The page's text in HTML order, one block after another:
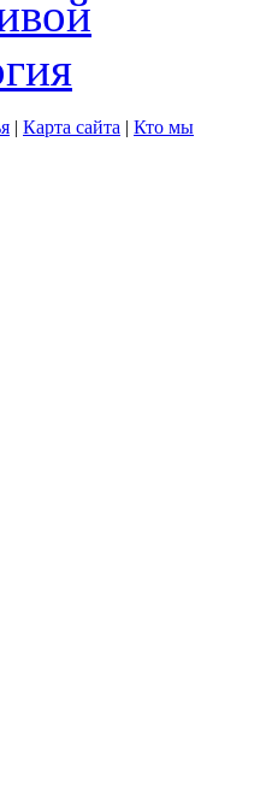
| Карта сайта | Кто мы